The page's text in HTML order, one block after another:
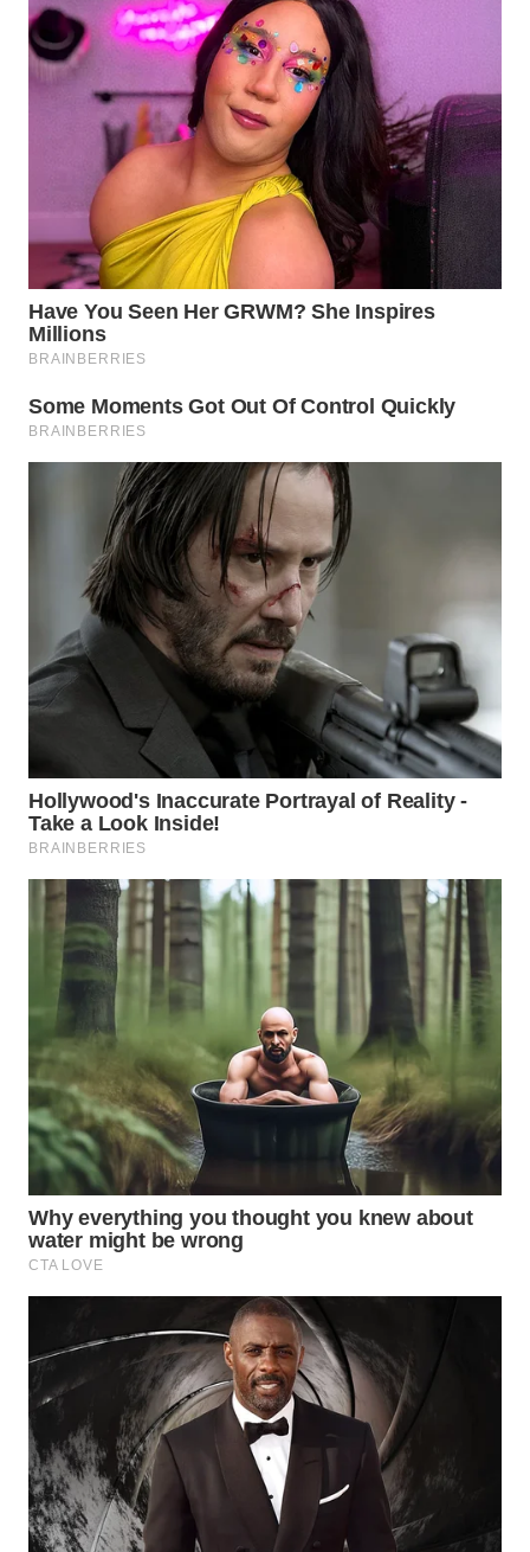
WN
SIMALUNGUN
WN
LABUHANBATU
TAPANULI
TENGAH
WN DELI
SERDANG
TEBING
TINGGI
WN
KARAWANG
WN
BEKASI
BOGOR
WN
DEPOK
WN
TAPANULI
UTARA
WN
SAMOSIR
WN
PADANG
LAWAS
WN
SUMEDANG
WN
CIANJUR
WN
KEPULAUAN
SERIBU
WN